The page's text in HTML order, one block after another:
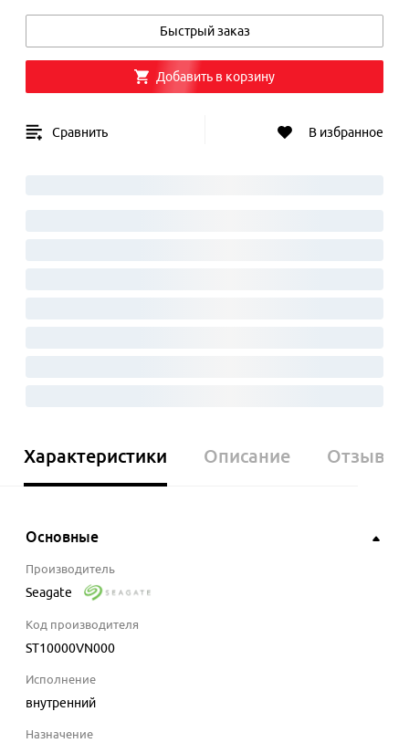
Быстрый заказ
Добавить в корзину
Сравнить В избранное
Характеристики Описание Отзывы
Основные
Производитель
Seagate
Код производителя
ST10000VN000
Исполнение
внутренний
Назначение